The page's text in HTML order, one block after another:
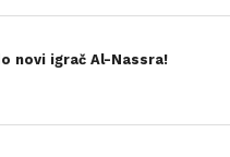
novi igrač Al-Nassra!